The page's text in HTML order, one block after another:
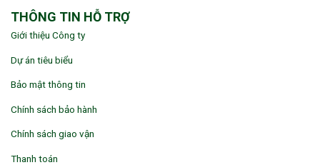
THÔNG TIN HỖ TRỢ
Giới thiệu Công ty
Dự án tiêu biểu
Bảo mật thông tin
Chính sách bảo hành
Chính sách giao vận
Thanh toán